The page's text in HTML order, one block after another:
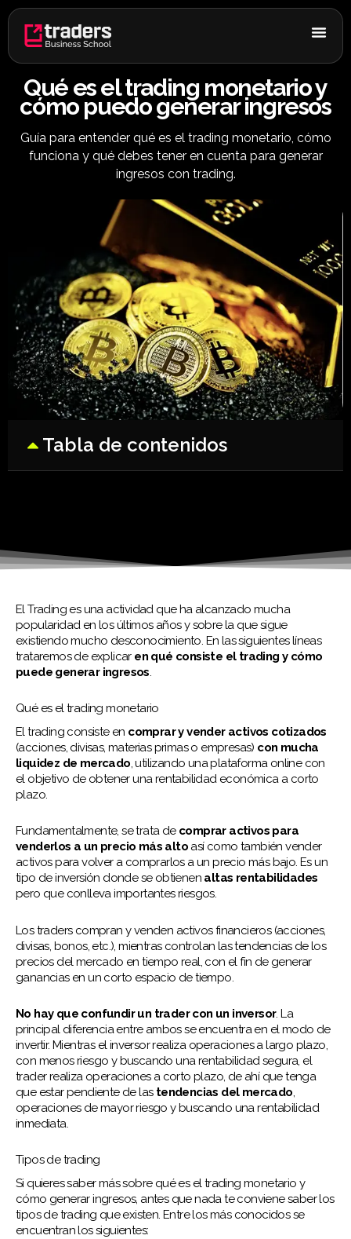
contenido
Qué es el trading monetario y
cómo puedo generar ingresos
Guía para entender qué es el trading monetario, cómo
funciona y qué debes tener en cuenta para generar
ingresos con trading.
Tabla de contenidos
El Trading es una actividad que ha alcanzado mucha
popularidad en los últimos años y sobre la que sigue
existiendo mucho desconocimiento. En las siguientes líneas
trataremos de explicar en qué consiste el trading y cómo
puede generar ingresos.
Qué es el trading monetario
El trading consiste en comprar y vender activos cotizados
(acciones, divisas, materias primas o empresas) con mucha
liquidez de mercado, utilizando una plataforma online con
el objetivo de obtener una rentabilidad económica a corto
plazo.
Fundamentalmente, se trata de comprar activos para
venderlos a un precio más alto así como también vender
activos para volver a comprarlos a un precio más bajo. Es un
tipo de inversión donde se obtienen altas rentabilidades
pero que conlleva importantes riesgos.
Los traders compran y venden activos financieros (acciones,
divisas, bonos, etc.), mientras controlan las tendencias de los
precios del mercado en tiempo real, con el fin de generar
ganancias en un corto espacio de tiempo.
No hay que confundir un trader con un inversor. La
principal diferencia entre ambos se encuentra en el modo de
invertir. Mientras el inversor realiza operaciones a largo plazo,
con menos riesgo y buscando una rentabilidad segura, el
trader realiza operaciones a corto plazo, de ahí que tenga
que estar pendiente de las tendencias del mercado,
operaciones de mayor riesgo y buscando una rentabilidad
inmediata.
Tipos de trading
Si quieres saber más sobre qué es el trading monetario y
cómo generar ingresos, antes que nada te conviene saber los
tipos de trading que existen. Entre los más conocidos se
encuentran los siguientes: